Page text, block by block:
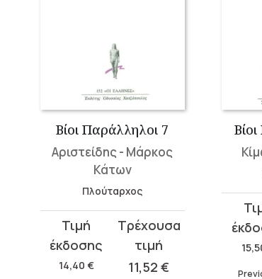
Βίοι Παράλληλοι 7
Αριστείδης - Μάρκος
Κάτων
Πλούταρχος
14,40 €
Original
price
was:
11,52€
Current
price
price
was:
15,50 €.
price
12,40 €.